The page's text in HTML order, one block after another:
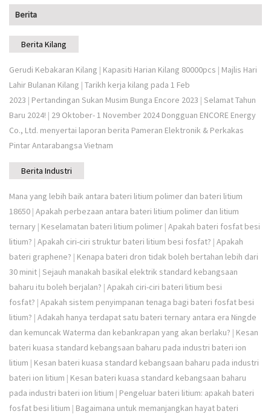
Berita
Berita Kilang
Gerudi Kebakaran Kilang | Kapasiti Harian Kilang 80000pcs | Majlis Hari
Lahir Bulanan Kilang | Tarikh kerja kilang pada 1 Feb
2023 | Pertandingan Sukan Musim Bunga Encore 2023 | Selamat Tahun
Baru 2024! | 29 Oktober- 1 November 2024 Dongguan ENCORE Energy
Co., Ltd. menyertai laporan berita Pameran Elektronik & Perkakas
Pintar Antarabangsa Vietnam
Berita Industri
Mana yang lebih baik antara bateri litium polimer dan bateri litium
18650 | Apakah perbezaan antara bateri litium polimer dan litium
ternary | Keselamatan bateri litium polimer | Apakah bateri fosfat besi
litium? | Apakah ciri-ciri struktur bateri litium besi fosfat? | Apakah
bateri graphene? | Kenapa bateri dron tidak boleh bertahan lebih dari
30 minit | Sejauh manakah basikal elektrik standard kebangsaan
baharu itu boleh berjalan? | Apakah ciri-ciri bateri litium besi
fosfat? | Apakah sistem penyimpanan tenaga bagi bateri fosfat besi
litium? | Adakah hanya terdapat satu bateri ternary antara era Ningde
dan kemuncak Waterma dan kebankrapan yang akan berlaku? | Kesan
bateri kuasa standard kebangsaan baharu pada industri bateri ion
litium | Kesan bateri kuasa standard kebangsaan baharu pada industri
bateri ion litium | Kesan bateri kuasa standard kebangsaan baharu
pada industri bateri ion litium | Pengeluar bateri litium: apakah bateri
fosfat besi litium | Bagaimana untuk memanjangkan hayat bateri